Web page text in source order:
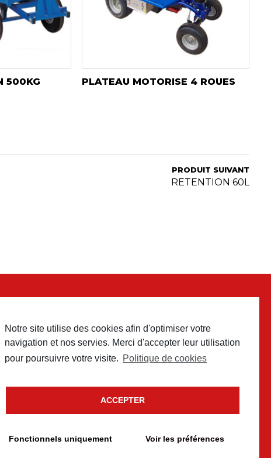
Notre site utilise des cookies afin d'optimiser votre
navigation et nos servies. Merci d'accepter leur utilisation
pour poursuivre votre visite. Politique de cookies
ACCEPTER
Fonctionnels uniquement Voir les préférences
500KG PLATEAU MOTORISE 4 ROUES
PRODUIT SUIVANT
RETENTION 60L
contact